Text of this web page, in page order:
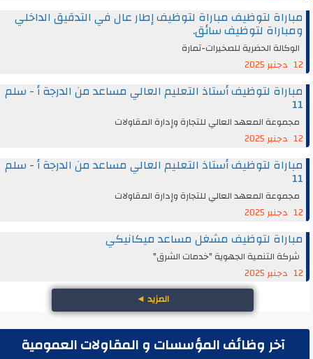
مباراة لتوظيف مباراة لتوظيف إطار عال في التدقيق الداخلي
ومباراة لتوظيف سائق.
الوكالة الحضرية للصخيرات-تمارة
12 دجنبر 2025
مباراة لتوظيف أستاذ التعليم العالي مساعد من الدرجة أ - سلم
11
مجموعة المعهد العالي للتجارة وإدارة المقاولات
12 دجنبر 2025
مباراة لتوظيف أستاذ التعليم العالي مساعد من الدرجة أ - سلم
11
مجموعة المعهد العالي للتجارة وإدارة المقاولات
12 دجنبر 2025
مباراة لتوظيف مشغل مساعد ميكانيكي
شركة التنمية الجهوية "خدمات الشرق"
12 دجنبر 2025
المزيد◄
آخر وظائف المؤسسات و المقاولات العمومية